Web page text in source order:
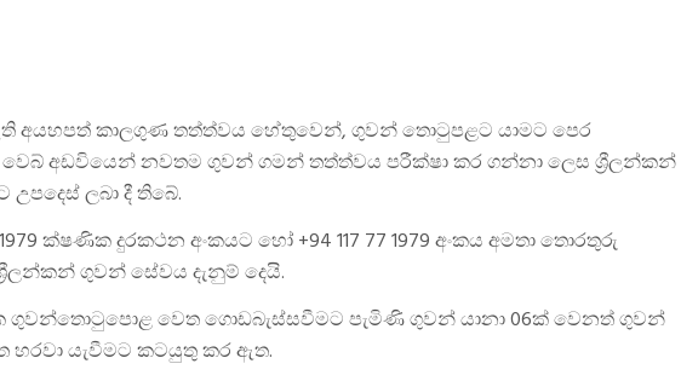
අයහපත් කාලගුණ තත්ත්වය හේතුවෙන්, ගුවන් තොටුපළට යාමට පෙර
වෙබ් අඩවියෙන් නවතම ගුවන් ගමන් තත්ත්වය පරීක්ෂා කර ගන්නා ලෙස ශ්‍රීලන්කන්
ලබා දී තිබේ.
ක්ෂණික දුරකථන අංකයට හෝ +94 117 77 1979 අංකය අමතා තොරතුරු
ගුවන් සේවය දැනුම් දෙයි.
ගුවන්තොටුපොළ වෙත ගොඩබැස්සවීමට පැමිණි ගුවන් යානා 06ක් වෙනත් ගුවන්
යැවීමට කටයුතු කර ඇත.